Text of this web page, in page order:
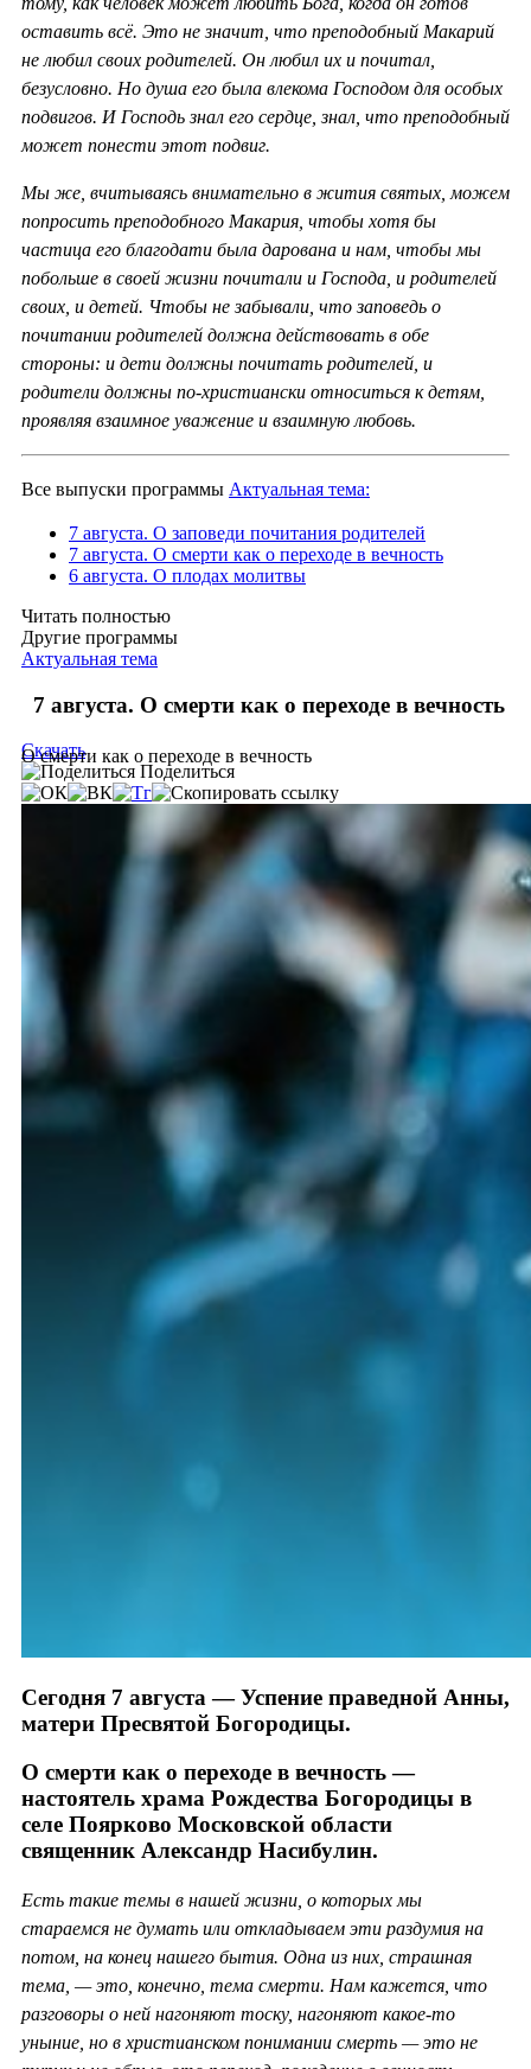
оставить всё. Это не значит, что преподобный Макарий
не любил своих родителей. Он любил их и почитал,
безусловно. Но душа его была влекома Господом для особых
подвигов. И Господь знал его сердце, знал, что преподобный
может понести этот подвиг.
Мы же, вчитываясь внимательно в жития святых, можем
попросить преподобного Макария, чтобы хотя бы
частица его благодати была дарована и нам, чтобы мы
побольше в своей жизни почитали и Господа, и родителей
своих, и детей. Чтобы не забывали, что заповедь о
почитании родителей должна действовать в обе
стороны: и дети должны почитать родителей, и
родители должны по-христиански относиться к детям,
проявляя взаимное уважение и взаимную любовь.
Все выпуски программы Актуальная тема:
7 августа. О заповеди почитания родителей
7 августа. О смерти как о переходе в вечность
6 августа. О плодах молитвы
Читать полностью
Другие программы
Актуальная тема
7 августа. О смерти как о переходе в вечность
О смерти как о переходе в вечность
Скачать
Поделиться
Сегодня 7 августа — Успение праведной Анны,
матери Пресвятой Богородицы.
О смерти как о переходе в вечность —
настоятель храма Рождества Богородицы в
селе Поярково Московской области
священник Александр Насибулин.
Есть такие темы в нашей жизни, о которых мы
стараемся не думать или откладываем эти раздумия на
потом, на конец нашего бытия. Одна из них, страшная
тема, — это, конечно, тема смерти. Нам кажется, что
разговоры о ней нагоняют тоску, нагоняют какое-то
уныние, но в христианском понимании смерть — это не